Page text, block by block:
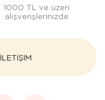
1000 TL ve üzeri
alışverişlerinizde
İLETİŞİM